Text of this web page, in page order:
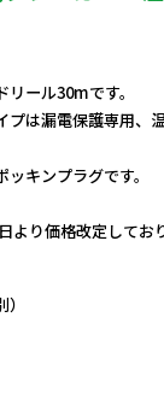
ール30mです。
プは漏電保護専用、
キンプラグです。
より価格改定しており